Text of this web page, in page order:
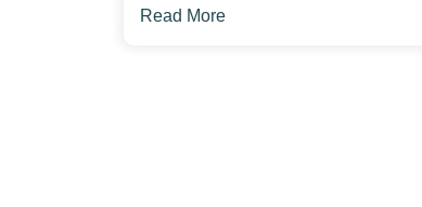
Read More